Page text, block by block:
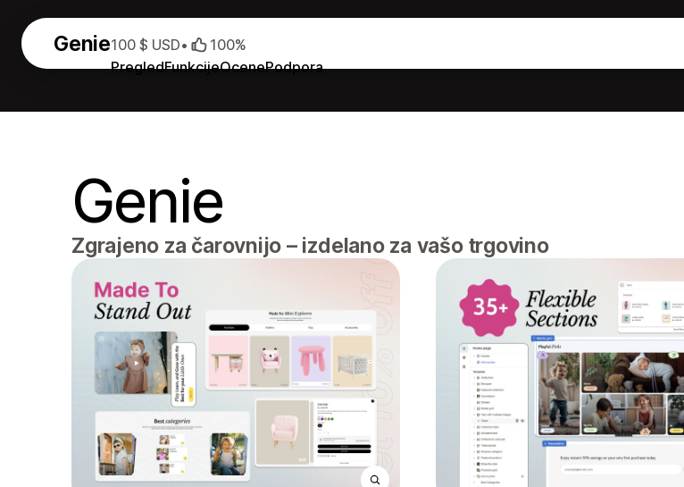
Genie
PregledFunkcijeOcenePodpora
100 $ USD• 100%
Genie
Zgrajeno za čarovnijo – izdelano za vašo trgovino